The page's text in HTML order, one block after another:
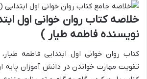
خلاصه کتاب روان خوانی اول
نویسنده فاطمه طیار )
کتاب روان خوانی اول ابتدایی فاطمه
تقویت مهارت خواندن در دانش آموزان